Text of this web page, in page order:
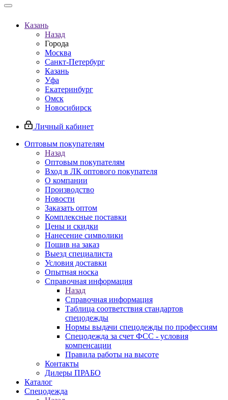
Казань
Назад
Города
Москва
Санкт-Петербург
Казань
Уфа
Екатеринбург
Омск
Новосибирск
Личный кабинет
Оптовым покупателям
Назад
Оптовым покупателям
Вход в ЛК оптового покупателя
О компании
Производство
Новости
Заказать оптом
Комплексные поставки
Цены и скидки
Нанесение символики
Пошив на заказ
Выезд специалиста
Условия доставки
Опытная носка
Справочная информация
Назад
Справочная информация
Таблица соответствия стандартов
спецодежды
Нормы выдачи спецодежды по профессиям
Спецодежда за счет ФСС - условия
компенсации
Правила работы на высоте
Контакты
Дилеры ПРАБО
Каталог
Спецодежда